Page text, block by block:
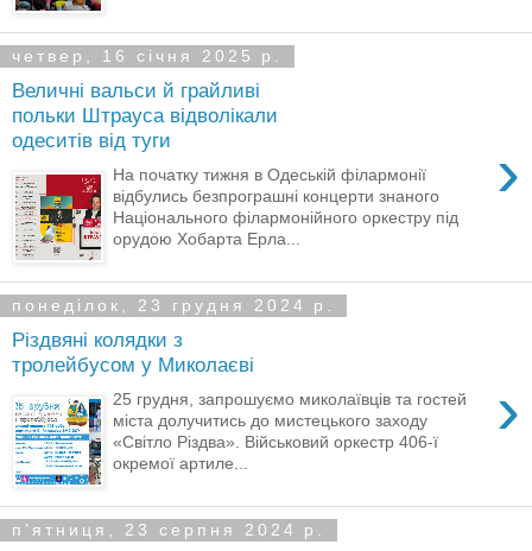
четвер, 16 січня 2025 р.
Величні вальси й грайливі
польки Штрауса відволікали
одеситів від туги
›
На початку тижня в Одеській філармонії
відбулись безпрограшні концерти знаного
Національного філармонійного оркестру під
орудою Хобарта Ерла...
понеділок, 23 грудня 2024 р.
Різдвяні колядки з
тролейбусом у Миколаєві
›
25 грудня, запрошуємо миколаївців та гостей
міста долучитись до мистецького заходу
«Світло Різдва». Військовий оркестр 406-ї
окремої артиле...
пʼятниця, 23 серпня 2024 р.